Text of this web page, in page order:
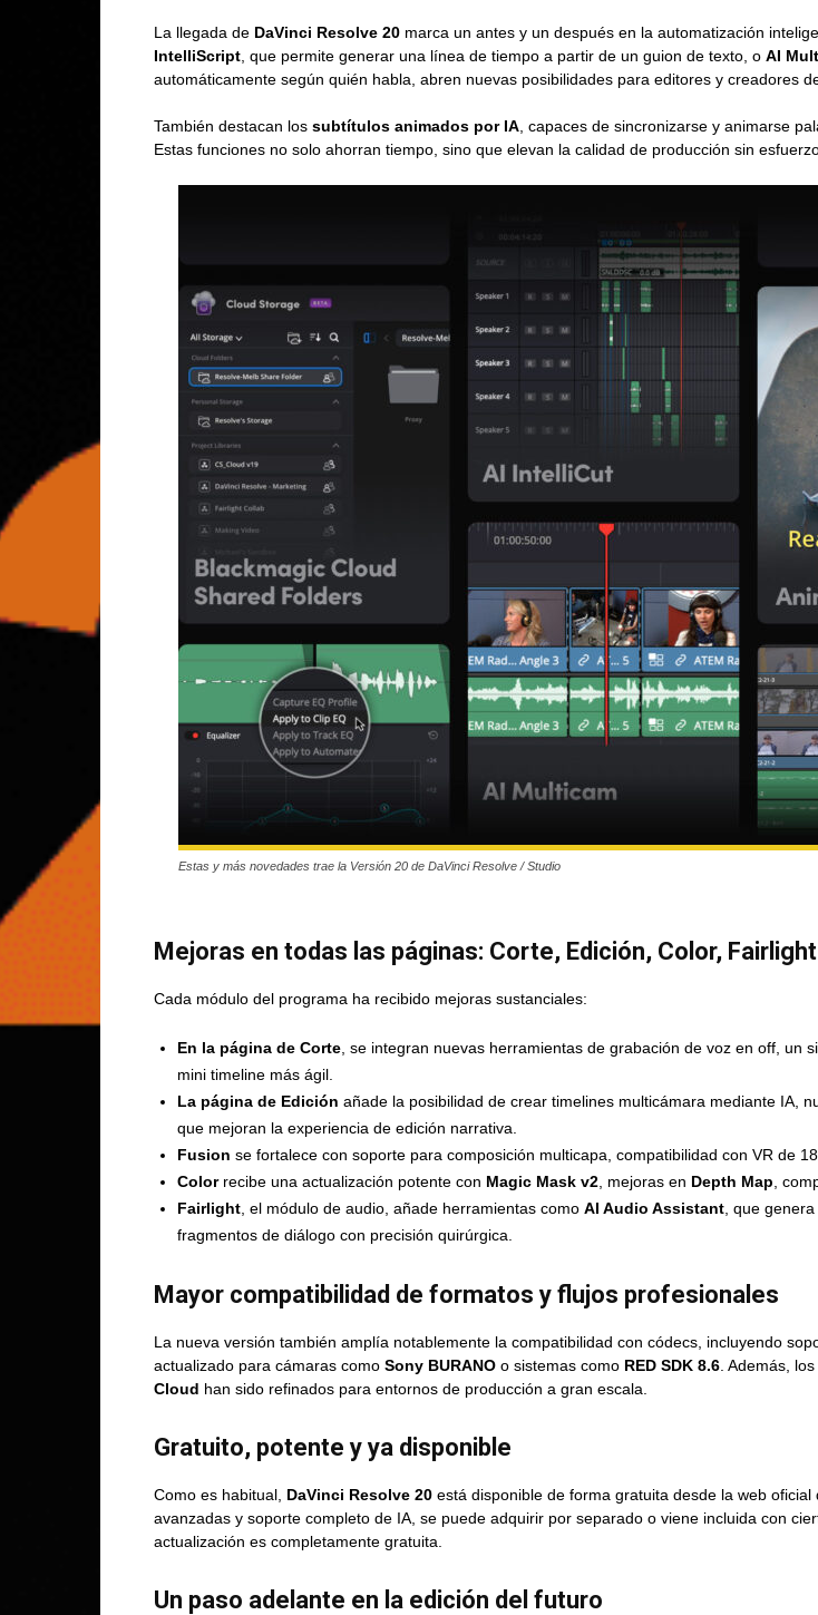
La llegada de DaVinci Resolve 20 marca un antes y un después en la automatización
IntelliScript , que permite generar una línea de tiempo a partir de un guion de texto, o AI
automáticamente según quién habla, abren nuevas posibilidades para editores y creadores
También destacan los subtítulos animados por IA , capaces de sincronizarse y animarse
Estas funciones no solo ahorran tiempo, sino que elevan la calidad de producción sin
Estas y más novedades trae la Versión 20 de DaVinci Resolve / Studio
Mejoras en todas las páginas: Corte, Edición, Color,
Cada módulo del programa ha recibido mejoras sustanciales:
En la página de Corte , se integran nuevas herramientas de grabación de voz en off,
mini timeline más ágil.
La página de Edición añade la posibilidad de crear timelines multicámara mediante IA,
que mejoran la experiencia de edición narrativa.
Fusion se fortalece con soporte para composición multicapa, compatibilidad con VR de
Colorrecibe una actualización potente con Magic Mask v2 , mejoras en Depth Map ,
Fairlight , el módulo de audio, añade herramientas como AI Audio Assistant , que
fragmentos de diálogo con precisión quirúrgica.
Mayor compatibilidad de formatos y flujos profesionales
La nueva versión también amplía notablemente la compatibilidad con códecs, incluyendo
actualizado para cámaras como Sony BURANO o sistemas como RED SDK 8.6 . Además,
Cloud han sido refinados para entornos de producción a gran escala.
Gratuito, potente y ya disponible
Como es habitual, DaVinci Resolve 20 está disponible de forma gratuita desde la web
avanzadas y soporte completo de IA, se puede adquirir por separado o viene incluida con
actualización es completamente gratuita.
Un paso adelante en la edición del futuro